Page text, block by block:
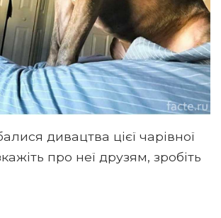
дивацтва цієї чарівної
про неї друзям, зробіть